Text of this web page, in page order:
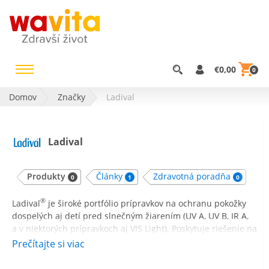
€0,00 0
Domov Značky Ladival
Ladival
Produkty 0 Články 1 Zdravotná poradňa 0
Ladival® je široké portfólio prípravkov na ochranu pokožky
dospelých aj detí pred slnečným žiarením (UV A, UV B, IR A,
a v niektorých prípravkoch aj VIS Light). Poskytuje riešenie na
alergickú pokožku, ale aj pleťové krémy vhodné na
každodenné použitie ako základ pod make – up. Ladival
Prečítajte si viac